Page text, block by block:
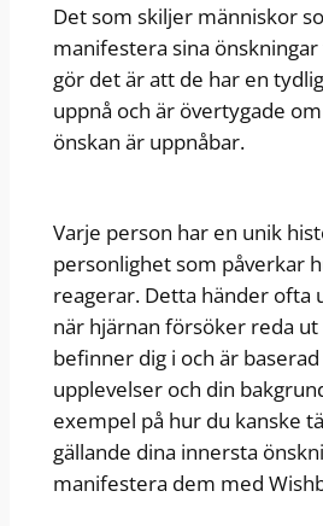
Det som skiljer människor
manifestera sina
gör det är att de har en
uppnå och är övertygade
önskan är uppnåbar.
Varje person har en unik
personlighet som påverkar
reagerar. Detta händer ofta
när hjärnan försöker reda
befinner dig i och är baserad
upplevelser och din
exempel på hur du kanske
gällande dina innersta
manifestera dem med